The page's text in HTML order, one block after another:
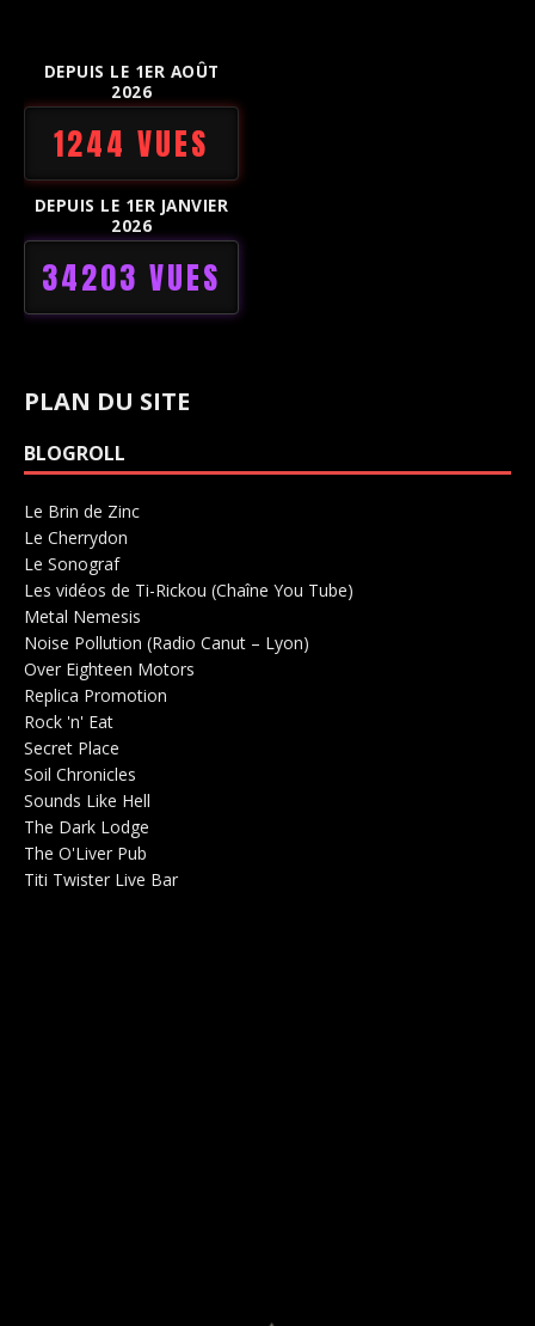
DEPUIS LE 1ER AOÛT
2026
1244 VUES
DEPUIS LE 1ER JANVIER
2026
34203 VUES
PLAN DU SITE
BLOGROLL
Le Brin de Zinc
Le Cherrydon
Le SonografSalle de concerts 0
Les vidéos de Ti-Rickou (Chaîne You Tube)
Metal Nemesis
Noise Pollution (Radio Canut – Lyon)
Over Eighteen Motors
Replica Promotion
Rock 'n' Eat
Secret Place
Soil Chronicles
Sounds Like Hell
The Dark Lodge
The O'Liver Pub
Titi Twister Live Bar